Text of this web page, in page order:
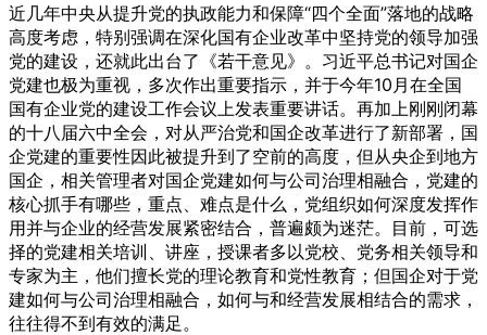
近几年中央从提升党的执政能力和保障“四个全面”落地的战略
高度考虑，特别强调在深化国有企业改革中坚持党的领导加强
党的建设，还就此出台了《若干意见》。习近平总书记对国企
党建也极为重视，多次作出重要指示，并于今年10月在全国
国有企业党的建设工作会议上发表重要讲话。再加上刚刚闭幕
的十八届六中全会，对从严治党和国企改革进行了新部署，国
企党建的重要性因此被提升到了空前的高度，但从央企到地方
国企，相关管理者对国企党建如何与公司治理相融合，党建的
核心抓手有哪些，重点、难点是什么，党组织如何深度发挥作
用并与企业的经营发展紧密结合，普遍颇为迷茫。目前，可选
择的党建相关培训、讲座，授课者多以党校、党务相关领导和
专家为主，他们擅长党的理论教育和党性教育；但国企对于党
建如何与公司治理相融合，如何与和经营发展相结合的需求，
往往得不到有效的满足。